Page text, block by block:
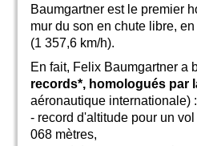
Baumgartner est le premier
mur du son en chute libre,
(1 357,6 km/h).
En fait, Felix Baumgartner a
records*, homologués par
aéronautique internationale) :
- record d'altitude pour un
068 mètres,